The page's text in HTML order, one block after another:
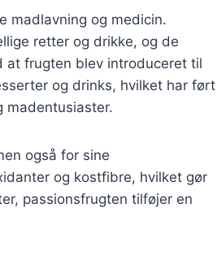
madlavning og medicin.
retter og drikke, og de
at frugten blev introduceret til
og drinks, hvilket har ført
også for sine
og kostfibre, hvilket gør
passionsfrugten tilføjer en